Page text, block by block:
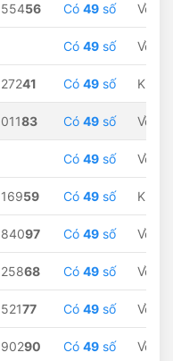
55456 Có 49 số Về
Có 49 số Về
27241 Có 49 số
01183 Có 49 số Về
Có 49 số Về
16959 Có 49 số
84097 Có 49 số Về
25868 Có 49 số Về
52177 Có 49 số Về
90290 Có 49 số Về